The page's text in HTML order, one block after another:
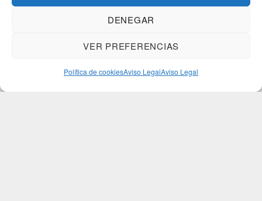
DENEGAR
VER PREFERENCIAS
Política de cookiesAviso LegalAviso Legal